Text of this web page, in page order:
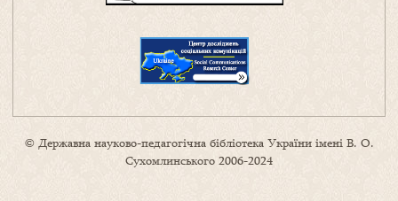
© Державна науково-педагогічна бібліотека України імені В. О.
Сухомлинського 2006-2024